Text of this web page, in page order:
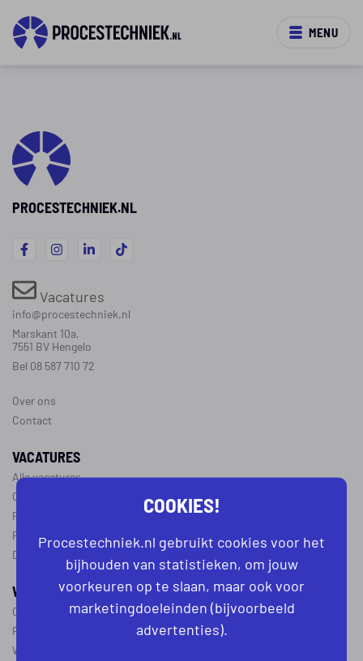
MENU
PROCESTECHNIEK.NL
Vacatures
info@procestechniek.nl
Marskant 10a,
7551 BV Hengelo
Bel 08 587 710 72
Over ons
Contact
VACATURES
Alle vacatures
Operator vacatures
Productiemedewerker vacatures
Ploegleider vacatures
Dagdienst vacatures
WERKEN IN DE PROCESTECHNIEK
Over de procestechniek
Ploegendienst
Wat is een procesoperator
COOKIES!
Procestechniek.nl gebruikt cookies voor het
bijhouden van statistieken, om jouw
voorkeuren op te slaan, maar ook voor
marketingdoeleinden (bijvoorbeeld
advertenties).